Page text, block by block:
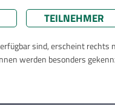
TEILNEHMER
sind, erscheint rechts
werden besonders